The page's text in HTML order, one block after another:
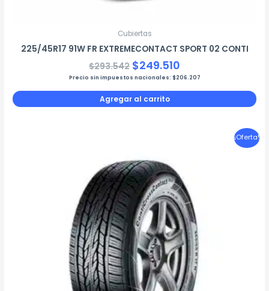
Cubiertas
225/45R17 91W FR EXTREMECONTACT SPORT 02 CONTI
$293.542 $249.510
Precio sin impuestos nacionales: $206.207
Agregar al carrito
¡Oferta!
original
era:
$530.517.
es:
$450.939.